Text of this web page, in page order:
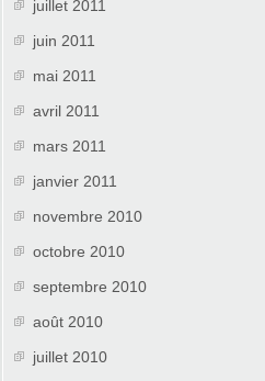
juillet 2011
juin 2011
mai 2011
avril 2011
mars 2011
janvier 2011
novembre 2010
octobre 2010
septembre 2010
août 2010
juillet 2010